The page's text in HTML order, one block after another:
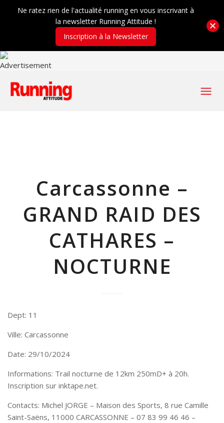
Carcassonne –
GRAND RAID DES
CATHARES –
NOCTURNE
Dept: 11
Ville: Carcassonne
Date: 29/10/2024
Informations: Trail nocturne de 12km 250mD+ à 20h.
Inscription sur inktape.net.
Contacts: Michel JORGE – Maison des Sports, 8 rue Camille
Saint-Saëns, 11000 CARCASSONNE – 07 83 99 46 46 –
Ne ratez rien de l'actualité running en vous inscrivant à
la newsletter Running Attitude !
Inscription à la Newsletter